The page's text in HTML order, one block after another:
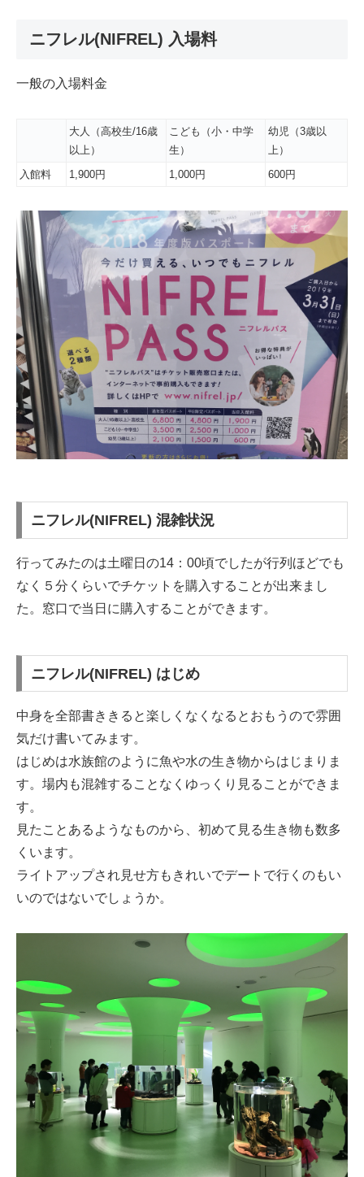
ニフレル(NIFREL) 入場料
一般の入場料金
大人（高校生/16歳
以上）
こども（小・中学
生）
幼児（3歳以
上）
入館料
1,900円 1,000円 600円
ニフレル(NIFREL) 混雑状況
行ってみたのは土曜日の14：00頃でしたが行列ほどでも
なく５分くらいでチケットを購入することが出来まし
た。窓口で当日に購入することができます。
ニフレル(NIFREL) はじめ
中身を全部書ききると楽しくなくなるとおもうので雰囲
気だけ書いてみます。
はじめは水族館のように魚や水の生き物からはじまりま
す。場内も混雑することなくゆっくり見ることができま
す。
見たことあるようなものから、初めて見る生き物も数多
くいます。
ライトアップされ見せ方もきれいでデートで行くのもい
いのではないでしょうか。